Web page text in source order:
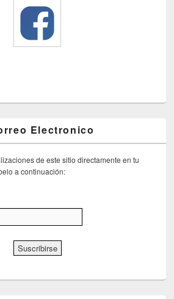
Electronico
de este sitio directamente en tu
a continuación: